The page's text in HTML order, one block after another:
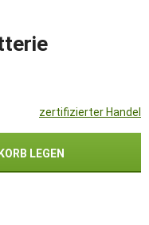
zertifizierter Handel
LEGEN